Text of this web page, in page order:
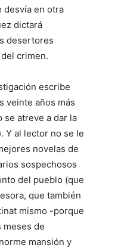
desvía en otra
dictará
desertores
crimen.
escribe
veinte años más
se atreve a dar la
Y al lector no se le
novelas de
sospechosos
del pueblo (que
que también
mismo -porque
meses de
mansión y